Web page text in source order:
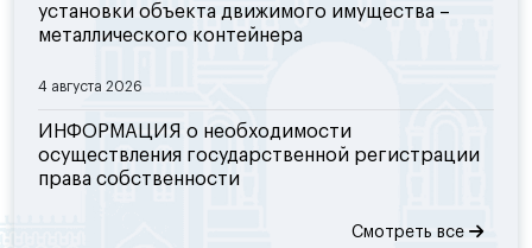
установки объекта движимого имущества –
металлического контейнера
4 августа 2026
ИНФОРМАЦИЯ о необходимости
осуществления государственной регистрации
права собственности
Смотреть все